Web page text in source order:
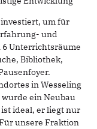
um für
und
6 Unterrichtsräume
Bibliothek,
in Wesseling
ein Neubau
ideal, er liegt nur
unsere Fraktion